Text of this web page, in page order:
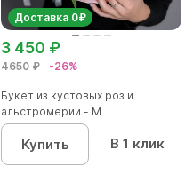
Доставка 0₽
4650 ₽ -26%
3 450 ₽
Букет из кустовых роз и
альстромерии - М
Купить В 1 клик